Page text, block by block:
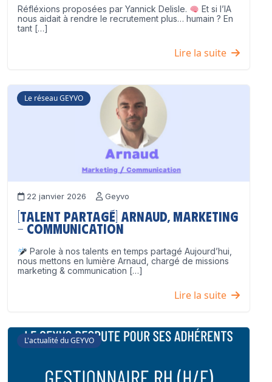
Réfléxions proposées par Yannick Delisle.
Et si l’IA
nous aidait à rendre le recrutement plus… humain ? En
tant […]
Lire la suite
Le réseau GEYVO
22 janvier 2026 Geyvo
[Talent partagé] Arnaud, Marketing
– Communication
Parole à nos talents en temps partagé Aujourd’hui,
nous mettons en lumière Arnaud, chargé de missions
marketing & communication […]
Lire la suite
L'actualité du GEYVO